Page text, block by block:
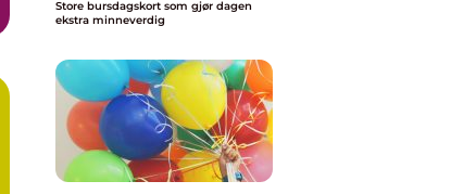
Store bursdagskort som gjør dagen
ekstra minneverdig